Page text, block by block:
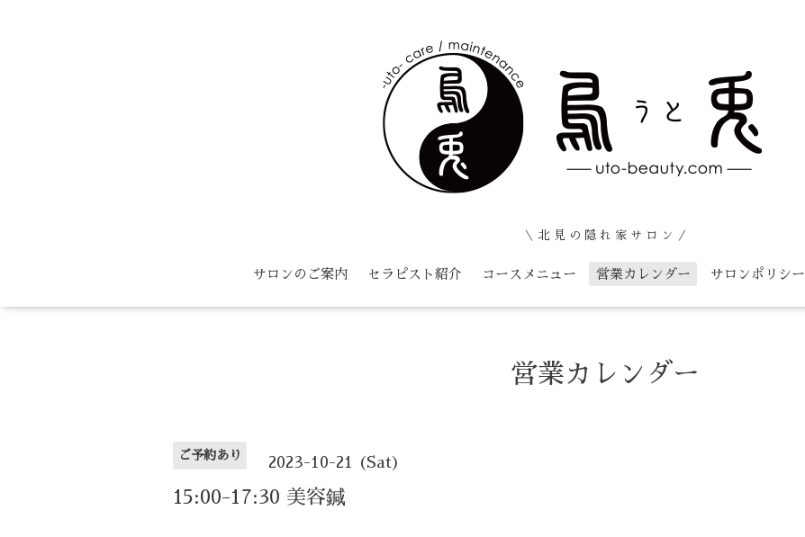
＼ 北 見 の 隠 れ 家 サ ロ ン ／
サロンのご案内 セラピスト紹介 コースメニュー 営業カレンダー サロンポリシー
営業カレンダー
ご予約あり 2023-10-21 (Sat)
15:00-17:30 美容鍼